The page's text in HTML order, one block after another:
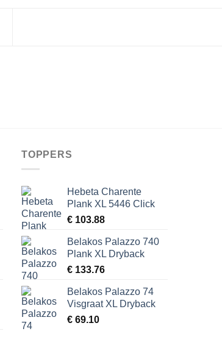
TOPPERS
Hebeta Charente
Plank XL 5446 Click
€ 103.88
Belakos Palazzo 740
Plank XL Dryback
€ 133.76
Belakos Palazzo 74
Visgraat XL Dryback
€ 69.10